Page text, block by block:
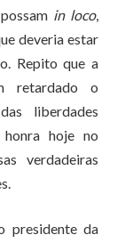
in loco,
deveria estar
Repito que a
retardado o
liberdades
honra hoje no
verdadeiras
presidente da